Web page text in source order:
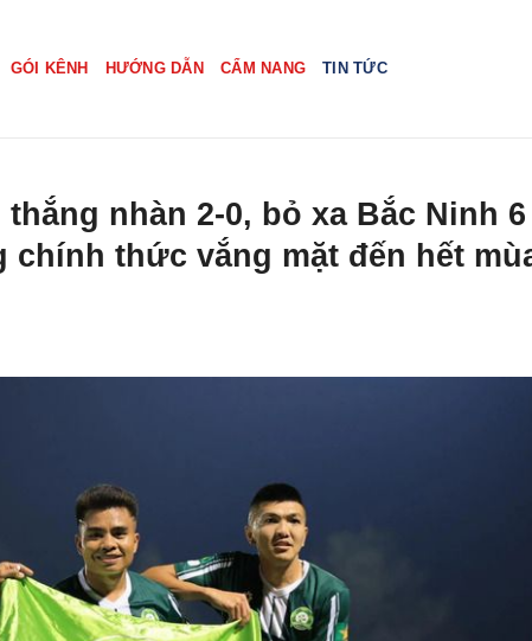
GÓI KÊNH HƯỚNG DẪN CẨM NANG TIN TỨC
nhàn 2-0, bỏ xa Bắc Ninh 6
thức vắng mặt đến hết